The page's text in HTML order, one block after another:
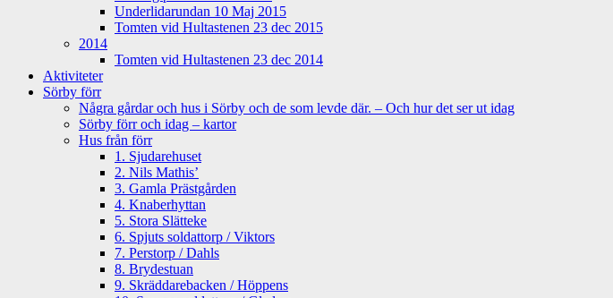
Underlidarundan 10 Maj 2015
Tomten vid Hultastenen 23 dec 2015
2014
Tomten vid Hultastenen 23 dec 2014
Aktiviteter
Sörby förr
Några gårdar och hus i Sörby och de som levde där. – Och hur det ser ut idag
Sörby förr och idag – kartor
Hus från förr
1. Sjudarehuset
2. Nils Mathis’
3. Gamla Prästgården
4. Knaberhyttan
5. Stora Slätteke
6. Spjuts soldattorp / Viktors
7. Perstorp / Dahls
8. Brydestuan
9. Skräddarebacken / Höppens